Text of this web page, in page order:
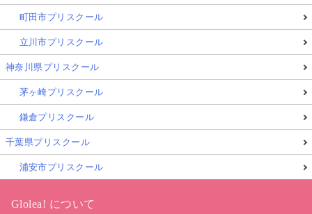
町田市プリスクール
立川市プリスクール
神奈川県プリスクール
茅ヶ崎プリスクール
鎌倉プリスクール
千葉県プリスクール
浦安市プリスクール
Glolea! について